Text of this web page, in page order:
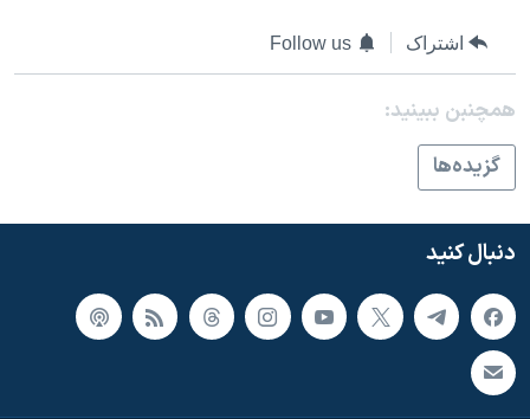
اشتراک Follow us
همچنبن ببینید:
گزيده‌ها
دنبال کنید